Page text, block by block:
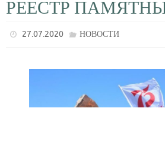
РЕЕСТР
27.07.2020 НОВОСТИ